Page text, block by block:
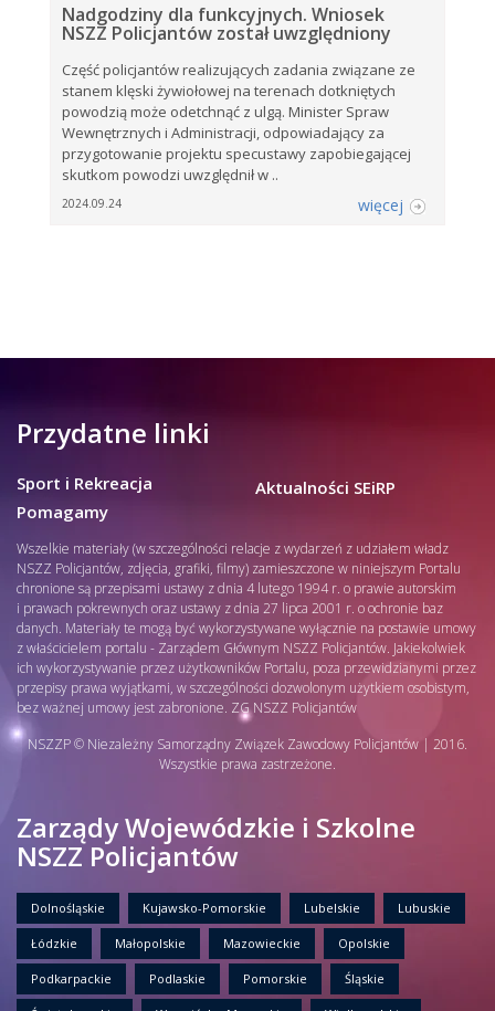
Nadgodziny dla funkcyjnych. Wniosek
NSZZ Policjantów został uwzględniony
Część policjantów realizujących zadania związane ze
stanem klęski żywiołowej na terenach dotkniętych
powodzią może odetchnąć z ulgą. Minister Spraw
Wewnętrznych i Administracji, odpowiadający za
przygotowanie projektu specustawy zapobiegającej
skutkom powodzi uwzględnił w ..
2024.09.24 więcej
Przydatne linki
Sport i Rekreacja
Pomagamy
Aktualności SEiRP
Wszelkie materiały (w szczególności relacje z wydarzeń z udziałem władz
NSZZ Policjantów, zdjęcia, grafiki, filmy) zamieszczone w niniejszym Portalu
chronione są przepisami ustawy z dnia 4 lutego 1994 r. o prawie autorskim
i prawach pokrewnych oraz ustawy z dnia 27 lipca 2001 r. o ochronie baz
danych. Materiały te mogą być wykorzystywane wyłącznie na postawie umowy
z właścicielem portalu - Zarządem Głównym NSZZ Policjantów. Jakiekolwiek
ich wykorzystywanie przez użytkowników Portalu, poza przewidzianymi przez
przepisy prawa wyjątkami, w szczególności dozwolonym użytkiem osobistym,
bez ważnej umowy jest zabronione. ZG NSZZ Policjantów
NSZZP © Niezależny Samorządny Związek Zawodowy Policjantów | 2016.
Wszystkie prawa zastrzeżone.
Zarządy Wojewódzkie i Szkolne
NSZZ Policjantów
Dolnośląskie Kujawsko-Pomorskie Lubelskie Lubuskie
Łódzkie Małopolskie Mazowieckie Opolskie
Podkarpackie Podlaskie Pomorskie Śląskie